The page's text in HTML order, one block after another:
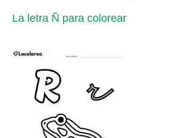
La letra Ñ para colorear